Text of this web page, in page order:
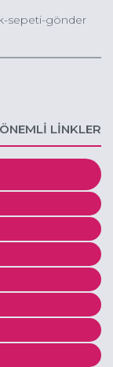
sepeti-gönder
ÖNEMLİ LİNKLER